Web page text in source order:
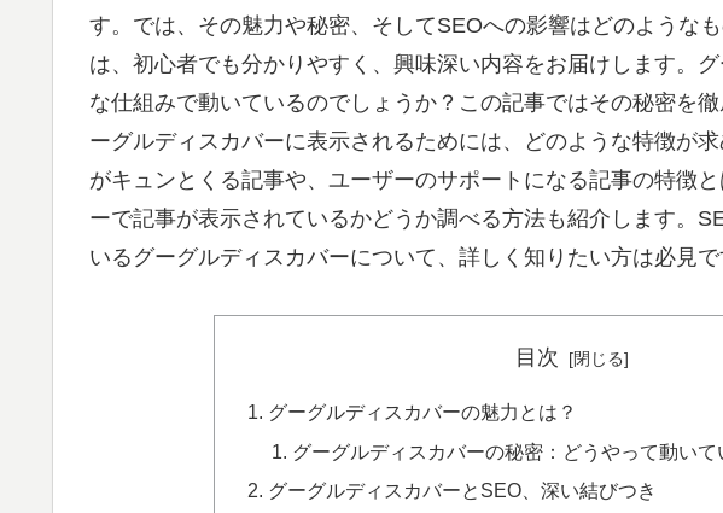
す。では、その魅力や秘密、そしてSEOへの影響はどのような
は、初心者でも分かりやすく、興味深い内容をお届けします。
な仕組みで動いているのでしょうか？この記事ではその秘密を
ーグルディスカバーに表示されるためには、どのような特徴が
がキュンとくる記事や、ユーザーのサポートになる記事の特徴
ーで記事が表示されているかどうか調べる方法も紹介します。
いるグーグルディスカバーについて、詳しく知りたい方は必見で
目次
グーグルディスカバーの魅力とは？
グーグルディスカバーの秘密：どうやって動いて
グーグルディスカバーとSEO、深い結びつき